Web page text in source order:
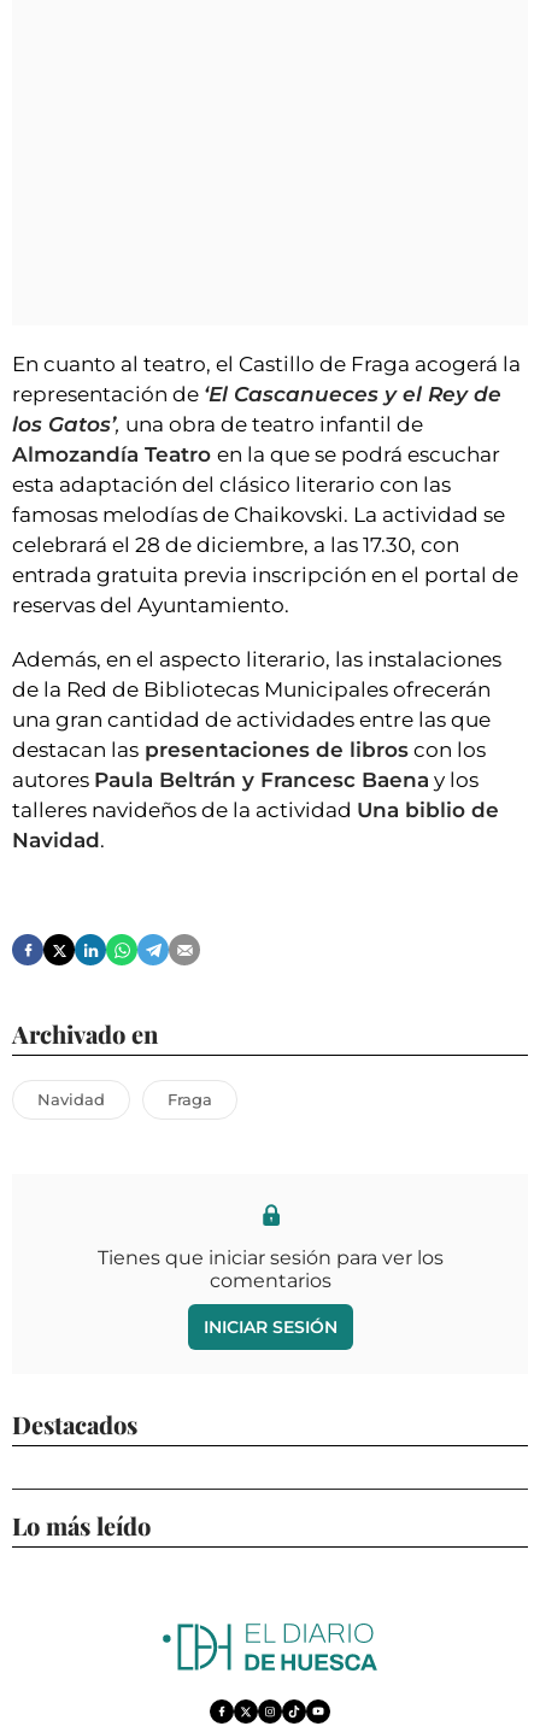
En cuanto al teatro, el Castillo de Fraga acogerá la
representación de ‘El Cascanueces y el Rey de
los Gatos’, una obra de teatro infantil de
Almozandía Teatro en la que se podrá escuchar
esta adaptación del clásico literario con las
famosas melodías de Chaikovski. La actividad se
celebrará el 28 de diciembre, a las 17.30, con
entrada gratuita previa inscripción en el portal de
reservas del Ayuntamiento.
Además, en el aspecto literario, las instalaciones
de la Red de Bibliotecas Municipales ofrecerán
una gran cantidad de actividades entre las que
destacan las presentaciones de libros con los
autores Paula Beltrán y Francesc Baena y los
talleres navideños de la actividad Una biblio de
Navidad.
Archivado en
Navidad Fraga
Tienes que iniciar sesión para ver los
comentarios
INICIAR SESIÓN
Destacados
Lo más leído